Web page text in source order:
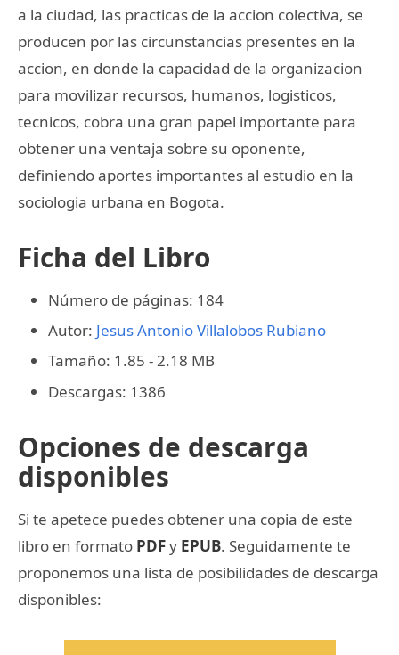
a la ciudad, las practicas de la accion colectiva, se
producen por las circunstancias presentes en la
accion, en donde la capacidad de la organizacion
para movilizar recursos, humanos, logisticos,
tecnicos, cobra una gran papel importante para
obtener una ventaja sobre su oponente,
definiendo aportes importantes al estudio en la
sociologia urbana en Bogota.
Ficha del Libro
Número de páginas: 184
Autor: Jesus Antonio Villalobos Rubiano
Tamaño: 1.85 - 2.18 MB
Descargas: 1386
Opciones de descarga
disponibles
Si te apetece puedes obtener una copia de este
libro en formato PDFy EPUB. Seguidamente te
proponemos una lista de posibilidades de descarga
disponibles: